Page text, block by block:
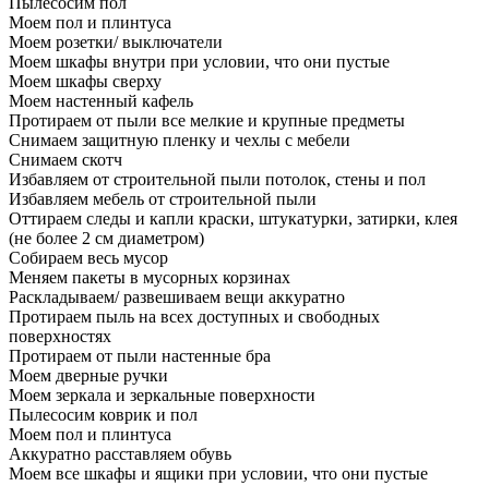
Моем пол и плинтуса
Моем розетки/ выключатели
Моем шкафы внутри при условии, что они пустые
Моем шкафы сверху
Моем настенный кафель
Протираем от пыли все мелкие и крупные предметы
Снимаем защитную пленку и чехлы с мебели
Снимаем скотч
Избавляем от строительной пыли потолок, стены и пол
Избавляем мебель от строительной пыли
Оттираем следы и капли краски, штукатурки, затирки, клея
(не более 2 см диаметром)
Собираем весь мусор
Меняем пакеты в мусорных корзинах
Раскладываем/ развешиваем вещи аккуратно
Протираем пыль на всех доступных и свободных
поверхностях
Протираем от пыли настенные бра
Моем дверные ручки
Моем зеркала и зеркальные поверхности
Пылесосим коврик и пол
Моем пол и плинтуса
Аккуратно расставляем обувь
Моем все шкафы и ящики при условии, что они пустые